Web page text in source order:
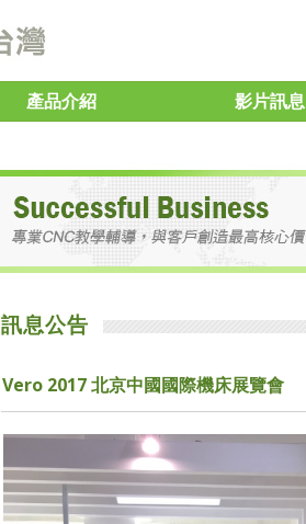
產品介紹 影片訊息
訊息公告
Vero 2017 北京中國國際機床展覽會